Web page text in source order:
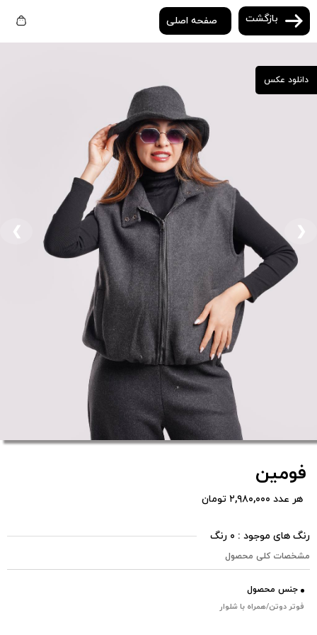
بازگشت صفحه اصلی
دانلود عکس
❮ ❯
فومین
هر عدد ۲,۹۸۰,۰۰۰ تومان
رنگ های موجود : ۰ رنگ
مشخصات کلی محصول
جنس محصول
فوتر دوتن/همراه با شلوار